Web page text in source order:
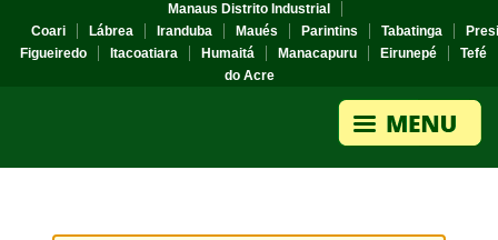
Manaus Distrito Industrial
Coari
Lábrea Iranduba Maués Parintins Tabatinga
Figueiredo
Itacoatiara Humaitá Manacapuru Eirunepé
Tefé
do Acre